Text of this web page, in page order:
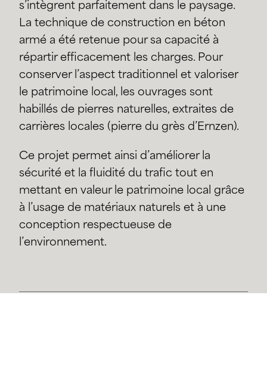
s’intègrent parfaitement dans le paysage.
La technique de construction en béton
armé a été retenue pour sa capacité à
répartir efficacement les charges. Pour
conserver l’aspect traditionnel et valoriser
le patrimoine local, les ouvrages sont
habillés de pierres naturelles, extraites de
carrières locales (pierre du grès d’Ernzen).
Ce projet permet ainsi d’améliorer la
sécurité et la fluidité du trafic tout en
mettant en valeur le patrimoine local grâce
à l’usage de matériaux naturels et à une
conception respectueuse de
l’environnement.